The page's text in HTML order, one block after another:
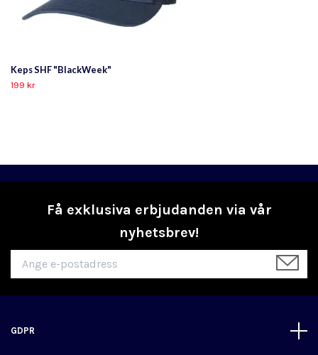
Keps SHF "BlackWeek"
199 kr
Få exklusiva erbjudanden via vår
nyhetsbrev!
GDPR